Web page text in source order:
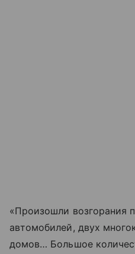
«Произошли возгорания
автомобилей, двух
домов… Большое